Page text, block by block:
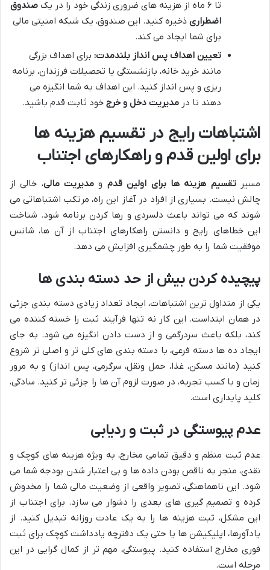
تا ۶ ماه از هزینه های ضروری زندگی خود را در یک
صندوق
اضطراری ذخیره کنید. این صندوق، یک شبکه امنیتی مالی
برای شما ایجاد می کند.
تعیین اهداف پس انداز بلندمدت: برای اهداف بزرگی
مانند خرید خانه، بازنشستگی یا تحصیلات فرزندان، برنامه
ریزی و پس انداز کنید. این اهداف به شما انگیزه می
دهند تا در مدیریت دخل و خرج خود ثابت قدم باشید.
اشتباهات رایج در تقسیم هزینه ها
برای اولین قدم و راهکارهای اجتناب
مسیرتقسیم هزینه ها برای اولین قدم و مدیریت مالی، خالی از
چالش نیست. بسیاری از افراد در آغاز این راه، مرتکب اشتباهاتی می
شوند که می تواند باعث دلسردی و رها کردن برنامه شود. شناخت
این خطاهای رایج و دانستن راهکارهای اجتناب از آن ها، شانس
موفقیت شما را به طور چشمگیری افزایش می دهد.
پیچیده کردن بیش از حد دسته بندی ها
یکی از متداول ترین اشتباهات، ایجاد تعداد زیادی دسته بندی جزئی
در همان ابتداست. این کار نه تنها فرآیند ثبت را خسته کننده می
کند، بلکه باعث سردرگمی و از دست دادن انگیزه می شود. به جای
ایجاد ده ها دسته فرعی، با دسته بندی های کلی تر و اصلی تر شروع
کنید (مانند مسکن، غذا، حمل ونقل، سرگرمی، پس انداز) و به مرور
زمان و با کسب تجربه، در صورت لزوم آن ها را جزئی تر کنید. سادگی،
کلید پایداری است.
عدم پیوستگی در ثبت و ردیابی
عدم ثبت منظم و دقیق تمامی مخارج، به ویژه هزینه های کوچک و
نقدی، منجر به ناقص بودن داده ها و بی اعتبار شدن بودجه شما می
شود. این ناهماهنگی، تصویر واقعی از وضعیت مالی شما را مخدوش
کرده و تصمیم گیری های بعدی را دشوار می سازد. برای اجتناب از
این مشکل، ثبت هزینه ها را به یک عادت روزانه تبدیل کنید. از
یادآورها، اپلیکیشن ها یا حتی یک دفترچه یادداشت کوچک برای ثبت
فوری مخارج استفاده کنید. پیوستگی، مهم تر از کمال گرایی در این
مرحله است.